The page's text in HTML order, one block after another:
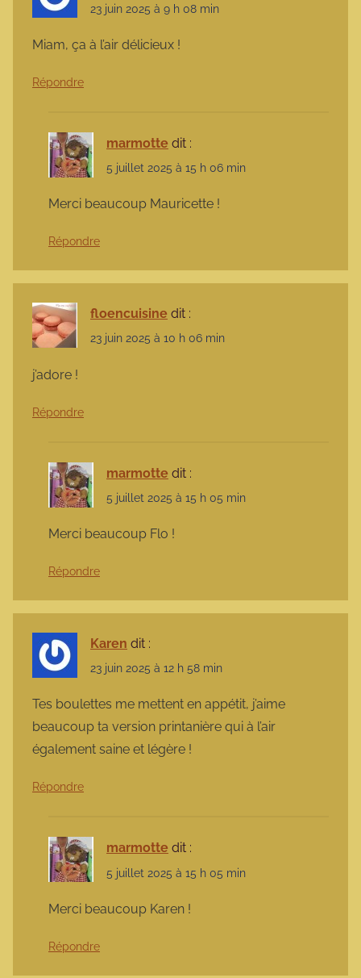
23 juin 2025 à 9 h 08 min
Miam, ça à l’air délicieux !
Répondre
marmotte dit :
5 juillet 2025 à 15 h 06 min
Merci beaucoup Mauricette !
Répondre
floencuisine dit :
23 juin 2025 à 10 h 06 min
j’adore !
Répondre
marmotte dit :
5 juillet 2025 à 15 h 05 min
Merci beaucoup Flo !
Répondre
Karen dit :
23 juin 2025 à 12 h 58 min
Tes boulettes me mettent en appétit, j’aime
beaucoup ta version printanière qui à l’air
également saine et légère !
Répondre
marmotte dit :
5 juillet 2025 à 15 h 05 min
Merci beaucoup Karen !
Répondre